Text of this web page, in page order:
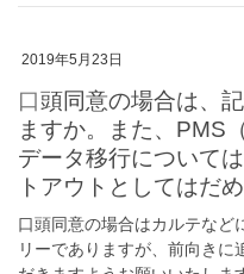
2019年5月23日
口頭同意の場合は、記録は残さないと問題があり
ますか。また、PMS
データ移行について
トアウトとしてはだ
口頭同意の場合はカルテなど
リーでありますが、前向きに